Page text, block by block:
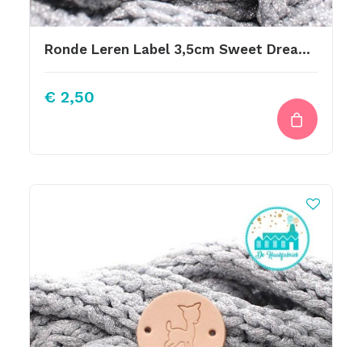
Ronde Leren Label 3,5cm Sweet Dreams
€ 2,50